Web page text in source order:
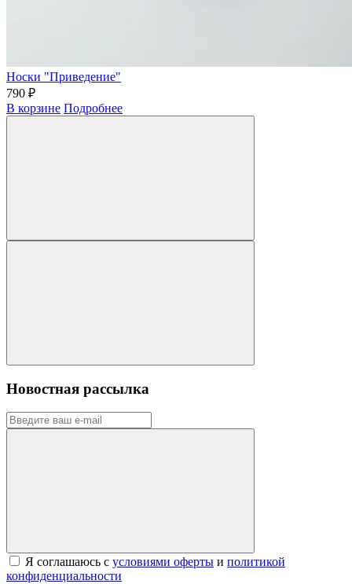
Носки "Приведение"
790 ₽
В корзине Подробнее
Новостная рассылка
Я соглашаюсь с условиями оферты и политикой
конфиденциальности